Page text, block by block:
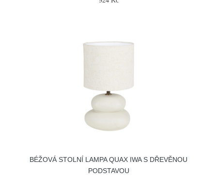
BÉŽOVÁ STOLNÍ LAMPA QUAX IWA S DŘEVĚNOU
PODSTAVOU